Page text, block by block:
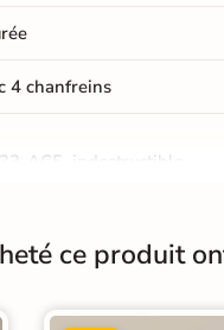
4 chanfreins
33-AC5, indestructible
ce produit